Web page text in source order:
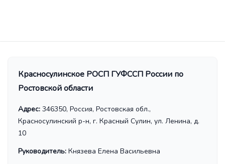
Красносулинское РОСП ГУФССП России по
Ростовской области
Адрес: 346350, Россия, Ростовская обл.,
Красносулинский р-н, г. Красный Сулин, ул. Ленина, д.
10
Руководитель: Князева Елена Васильевна